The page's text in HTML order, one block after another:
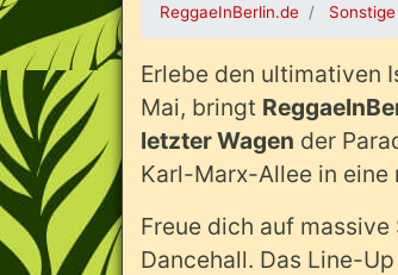
ReggaeInBerlin.de
Erlebe den ultimativen
Mai, bringt
letzter Wagen der
Karl-Marx-Allee in
Freue dich auf
Dancehall. Das Line-